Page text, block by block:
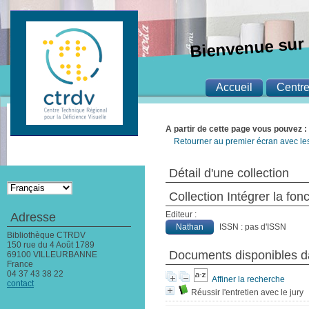
A partir de cette page vous pouvez :
Retourner au premier écran avec
Détail d'une collection
Collection Intégrer la
Editeur :
Nathan
ISSN : pas d'ISSN
Documents disponibles
Affiner la recherche
Réussir l'entretien avec le jury
Bienvenue
Accueil
Adresse
Bibliothèque CTRDV
150 rue du 4 Août 1789
69100 VILLEURBANNE
France
04 37 43 38 22
contact